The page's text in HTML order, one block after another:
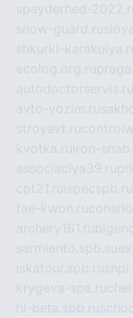
spayderhed-
snow-guard.ru
shkurki-
ecolog.org.ru
autodoctorservis.ru
avto-vozim.ru
stroyavt.ru
kvotka.ru iron-
associaciya39.ru
cpt21.ru ispecspb.ru
tae-kwon.ru
archery161.ru
sarmiento.spb.su
iskatour.spb.ru
krygeva-spa.ru
hl-beta.spb.ru